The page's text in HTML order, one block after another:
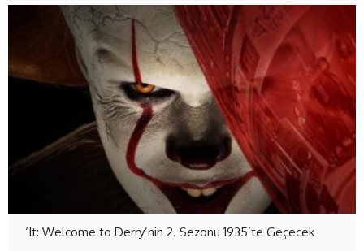
‘It: Welcome to Derry’nin 2. Sezonu 1935’te Geçecek